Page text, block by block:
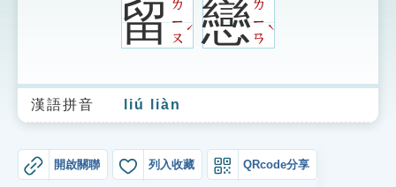
生字詞彙表
成語故事
留ㄌ
ㄧ
ㄡ
ˊ 戀ㄌ
ㄧ
ㄢ
ˋ
漢語拼音 liú liàn
開啟關聯 列入收藏 QRcode分享